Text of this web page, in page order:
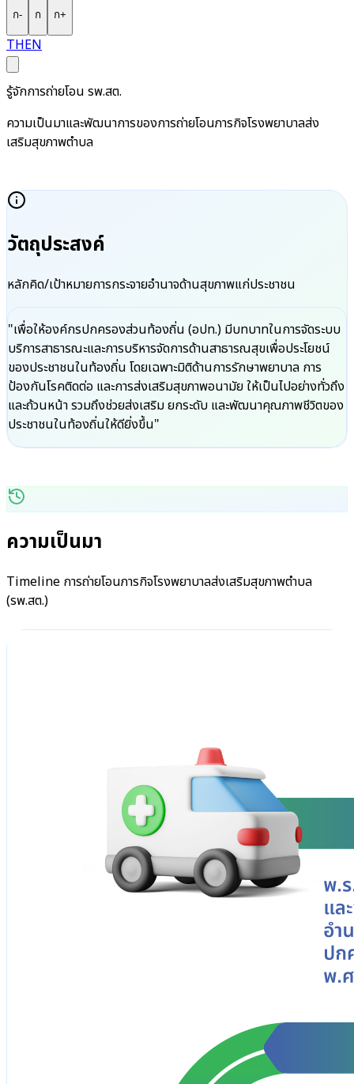
ก- ก ก+
THEN
รู้จักการถ่ายโอน รพ.สต.
ความเป็นมาและพัฒนาการของการถ่ายโอนภารกิจโรงพยาบาลส่ง
เสริมสุขภาพตำบล
วัตถุประสงค์
หลักคิด/เป้าหมายการกระจายอำนาจด้านสุขภาพแก่ประชาชน
"เพื่อให้องค์กรปกครองส่วนท้องถิ่น (อปท.) มีบทบาทในการจัดระบบ
บริการสาธารณะและการบริหารจัดการด้านสาธารณสุขเพื่อประโยชน์
ของประชาชนในท้องถิ่น โดยเฉพาะมิติด้านการรักษาพยาบาล การ
ป้องกันโรคติดต่อ และการส่งเสริมสุขภาพอนามัย ให้เป็นไปอย่างทั่วถึง
และถ้วนหน้า รวมถึงช่วยส่งเสริม ยกระดับ และพัฒนาคุณภาพชีวิตของ
ประชาชนในท้องถิ่นให้ดียิ่งขึ้น"
ความเป็นมา
Timeline การถ่ายโอนภารกิจโรงพยาบาลส่งเสริมสุขภาพตำบล
(รพ.สต.)